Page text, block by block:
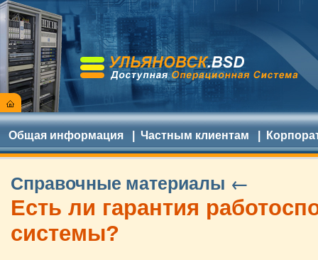
Общая информация Частным клиентам
Справочные материалы ←
Есть ли гарантия
системы?